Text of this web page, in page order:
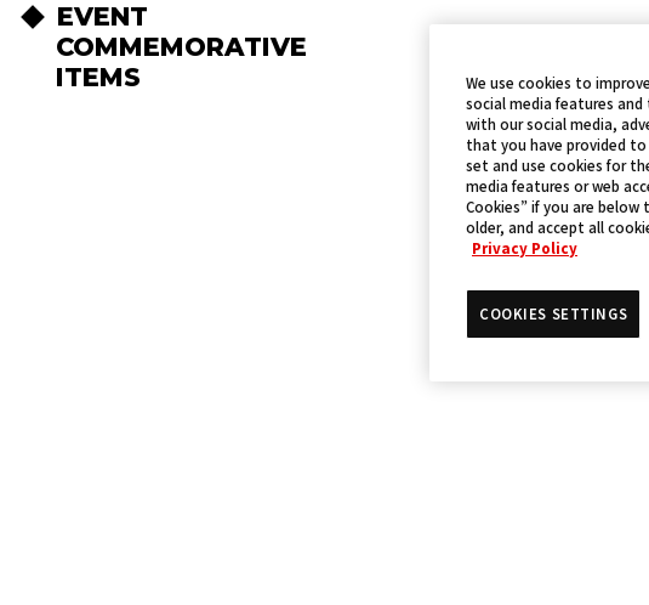
EVENT
COMMEMORATIVE
ITEMS
We use cookies to
social media features
with our social media,
that you have provided
set and use cookies for
media features or web
Cookies” if you are below
older, and accept all
Privacy Policy
COOKIES SETTINGS